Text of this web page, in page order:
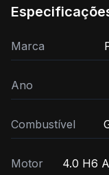
Marca
Ano
Combustível
Motor 4.0 H6